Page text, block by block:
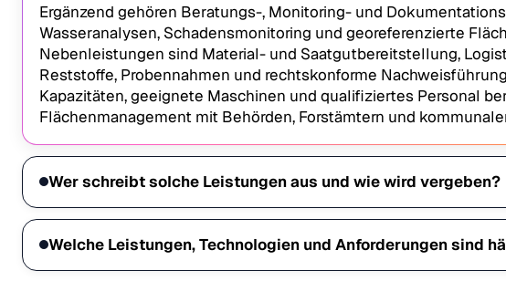
Ergänzend gehören Beratungs-, Monitoring- und
Wasseranalysen, Schadensmonitoring und georeferenzierte
Nebenleistungen sind Material- und Saatgutbereitstellung,
Reststoffe, Probennahmen und rechtskonforme
Kapazitäten, geeignete Maschinen und qualifiziertes Personal
Flächenmanagement mit Behörden, Forstämtern und
Wer schreibt solche Leistungen aus und wie wird vergeben?
Welche Leistungen, Technologien und Anforderungen sind